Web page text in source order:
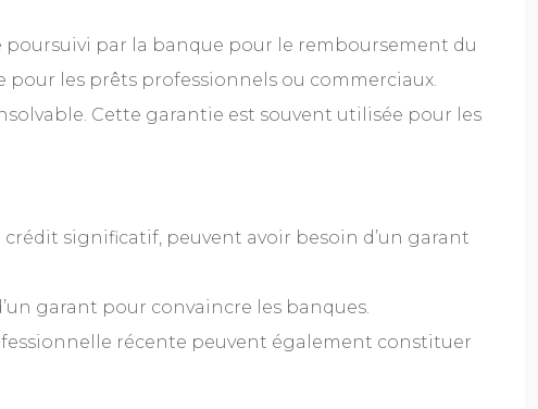
poursuivi par la banque pour le remboursement du
les prêts professionnels ou commerciaux.
Cette garantie est souvent utilisée pour les
significatif, peuvent avoir besoin d’un garant
garant pour convaincre les banques.
récente peuvent également constituer